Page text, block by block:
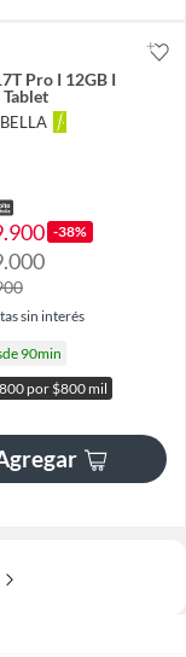
Pro I 12GB I
-38%
sin interés
90min
por $800 mil